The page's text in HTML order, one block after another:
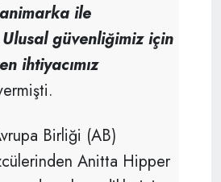
ile
güvenliğimiz için
ihtiyacımız
Birliği (AB)
Anitta Hipper